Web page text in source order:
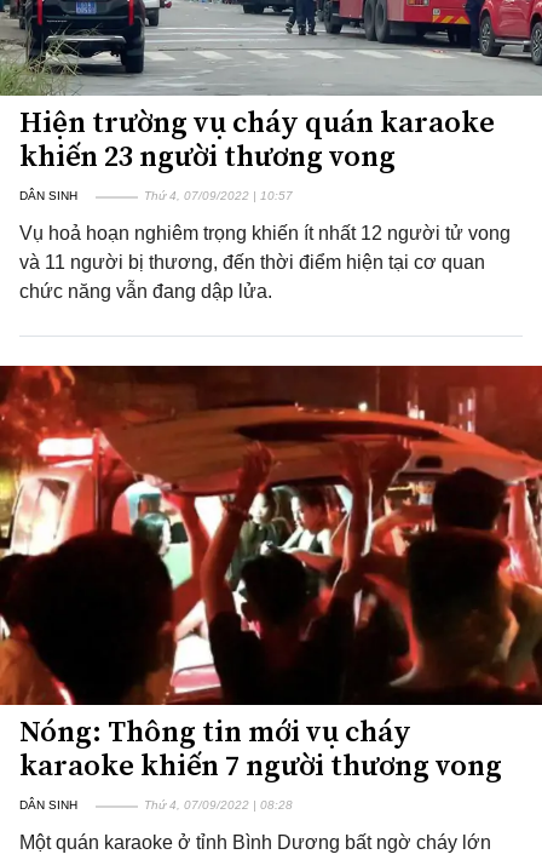
Hiện trường vụ cháy quán karaoke
khiến 23 người thương vong
DÂN SINH Thứ 4, 07/09/2022 | 10:57
Vụ hoả hoạn nghiêm trọng khiến ít nhất 12 người tử vong
và 11 người bị thương, đến thời điểm hiện tại cơ quan
chức năng vẫn đang dập lửa.
Nóng: Thông tin mới vụ cháy
karaoke khiến 7 người thương vong
DÂN SINH Thứ 4, 07/09/2022 | 08:28
Một quán karaoke ở tỉnh Bình Dương bất ngờ cháy lớn